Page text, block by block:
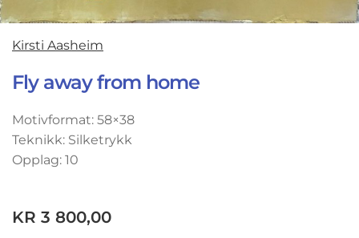
Kirsti Aasheim
Fly away from home
Motivformat: 58×38
Teknikk: Silketrykk
Opplag: 10
KR 3 800,00